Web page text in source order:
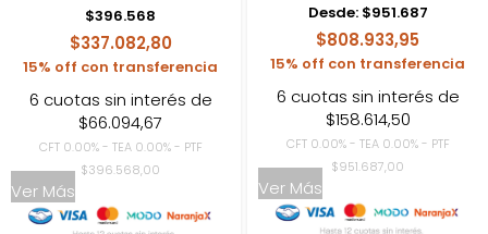
$396.568
$337.082,80
15% off con transferencia
6 cuotas sin interés de
$66.094,67
CFT 0.00% - TEA 0.00% - PTF
$396.568,00
Ver Más
Desde: $951.687
$808.933,95
15% off con transferencia
6 cuotas sin interés de
$158.614,50
CFT 0.00% - TEA 0.00% - PTF
$951.687,00
Ver Más